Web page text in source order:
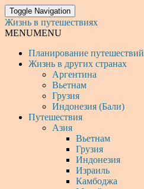
Toggle Navigation
Жизнь в путешествиях
MENUMENU
Планирование путешествий
Жизнь в других странах
Аргентина
Вьетнам
Грузия
Индонезия (Бали)
Путешествия
Азия
Вьетнам
Грузия
Индонезия
Израиль
Камбоджа